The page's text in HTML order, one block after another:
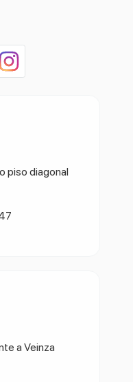
piso diagonal
a Veinza